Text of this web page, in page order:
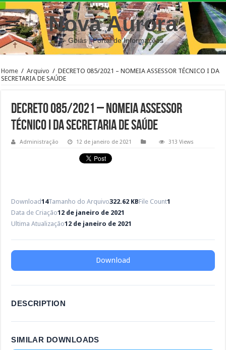
Nova Aurora
– Goiás | Portal de Informações
Home / Arquivo / DECRETO 085/2021 – NOMEIA ASSESSOR TÉCNICO I DA
SECRETARIA DE SAÚDE
DECRETO 085/2021 – NOMEIA ASSESSOR
TÉCNICO I DA SECRETARIA DE SAÚDE
Administração 12 de janeiro de 2021 313 Views
Download14Tamanho do Arquivo322.62 KBFile Count1
Data de Criação12 de janeiro de 2021
Ultima Atualização12 de janeiro de 2021
Download
DESCRIPTION
SIMILAR DOWNLOADS